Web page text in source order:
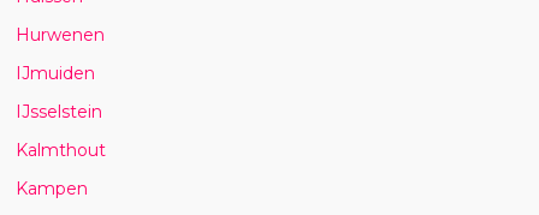
Hurwenen
IJmuiden
IJsselstein
Kalmthout
Kampen